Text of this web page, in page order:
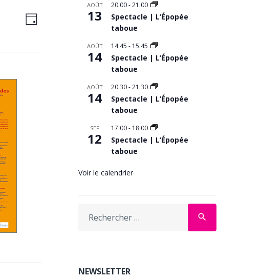
NAVIGATION
CONSULTATIONS
Navigation
Évènement
JOUR
AOÛT
13
20:00-21:00
Spectacle | L’Épopée
taboue
AOÛT
14
14:45 - 15:45
Spectacle | L’Épopée
taboue
AOÛT
14
20:30-21:30
Spectacle | L’Épopée
taboue
SEP
12
17:00- 18:00
Spectacle | L’Épopée
taboue
Voir le calendrier
for:
search
NEWSLETTER